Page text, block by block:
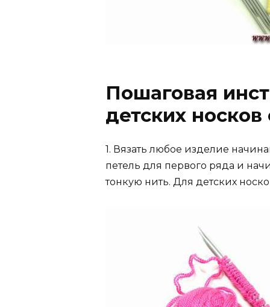
Пошаговая
детских
1. Вязать любое изделие
петель для первого ряда и
тонкую нить. Для детских